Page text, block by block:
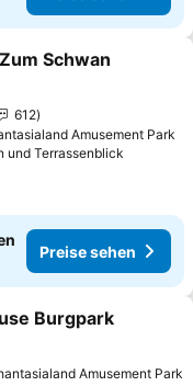
hinzufügen
Schwan
612
Amusement Park
und Terrassenblick
Preise sehen
hinzufügen
Burgpark
Amusement Park